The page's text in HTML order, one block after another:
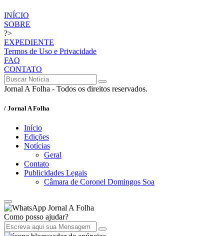
INÍCIO
SOBRE
?>
EXPEDIENTE
Termos de Uso e Privacidade
FAQ
CONTATO
Jornal A Folha - Todos os direitos reservados.
/ Jornal A Folha
Início
Edições
Notícias
Geral
Contato
Publicidades Legais
Câmara de Coronel Domingos Soa
Jornal A Folha
Como posso ajudar?